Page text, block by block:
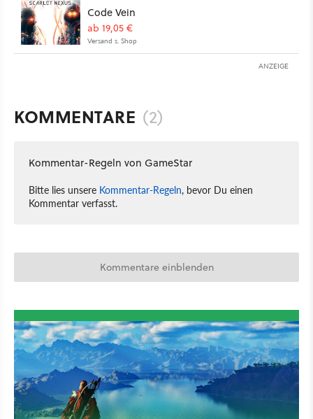
Code Vein
ab 19,05 €
Versand s. Shop
ANZEIGE
KOMMENTARE (2)
Kommentar-Regeln von GameStar
Bitte lies unsere Kommentar-Regeln, bevor Du einen
Kommentar verfasst.
Kommentare einblenden